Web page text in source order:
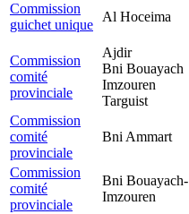
Commission
guichet unique
Al Hoceima
Commission
comité
provinciale
Ajdir
Bni Bouayach
Imzouren
Targuist
Commission
comité
provinciale
Bni Ammart
Commission
comité
provinciale
Bni Bouayach-
Imzouren